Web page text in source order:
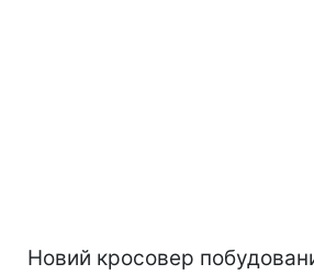
Новий кросовер